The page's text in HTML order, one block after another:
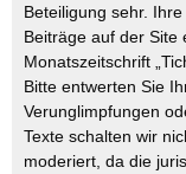
Beteiligung sehr.
Beiträge auf der Site
Monatszeitschrift
Bitte entwerten Sie
Verunglimpfungen
Texte schalten wir
moderiert, da die